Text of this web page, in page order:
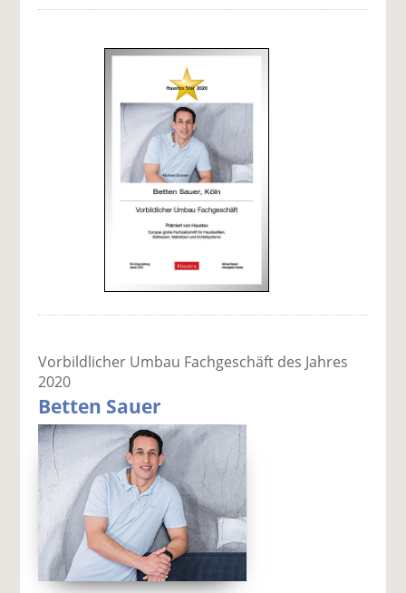
Vorbildlicher Umbau Fachgeschäft des Jahres
2020
Betten Sauer